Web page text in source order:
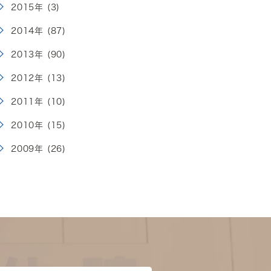
2015年 (3)
2014年 (87)
2013年 (90)
2012年 (13)
2011年 (10)
2010年 (15)
2009年 (26)